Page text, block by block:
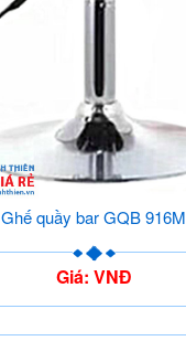
Ghế quầy bar GQB 916M
Giá: VNĐ